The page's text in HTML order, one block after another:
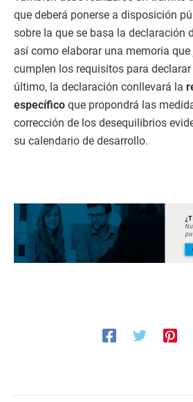
que deberá ponerse a disposición
sobre la que se basa la declaración
así como elaborar una memoria
cumplen los requisitos para
último, la declaración conllevará la
específico que propondrá las
corrección de los desequilibrios
su calendario de desarrollo.